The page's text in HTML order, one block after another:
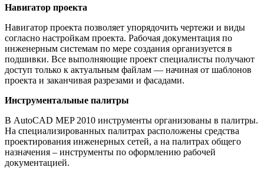
Навигатор проекта
Навигатор проекта позволяет упорядочить чертежи и виды
согласно настройкам проекта. Рабочая документация по
инженерным системам по мере создания организуется в
подшивки. Все выполняющие проект специалисты получают
доступ только к актуальным файлам — начиная от шаблонов
проекта и заканчивая разрезами и фасадами.
Инструментальные палитры
В AutoCAD MEP 2010 инструменты организованы в палитры.
На специализированных палитрах расположены средства
проектирования инженерных сетей, а на палитрах общего
назначения – инструменты по оформлению рабочей
документацией.